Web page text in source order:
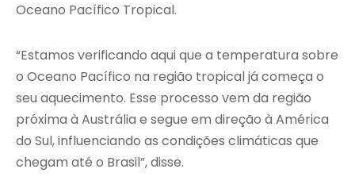
Oceano Pacífico Tropical.
“Estamos verificando aqui que a temperatura sobre
o Oceano Pacífico na região tropical já começa o
seu aquecimento. Esse processo vem da região
próxima à Austrália e segue em direção à América
do Sul, influenciando as condições climáticas que
chegam até o Brasil”, disse.